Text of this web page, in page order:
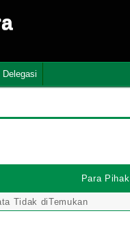
Delegasi
Para Pihak
Tidak diTemukan